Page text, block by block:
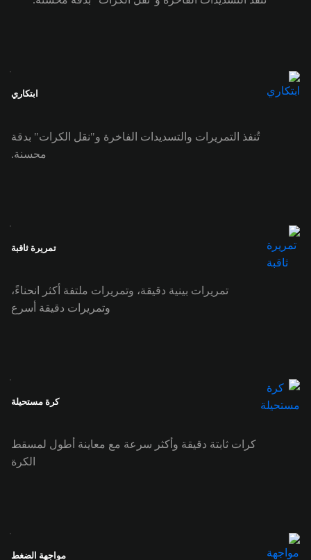
ابتكاري
تُنفذ التمريرات والتسديدات الفاخرة و"نقل الكرات" بدقة
محسنة.
تمريرة ثاقبة
تمريرات بينية دقيقة، وتمريرات ملتفة أكثر انحناءً،
وتمريرات دقيقة أسرع
كرة مستحيلة
كرات ثابتة دقيقة وأكثر سرعة مع معاينة أطول لمسقط
الكرة
مواجهة الضغط